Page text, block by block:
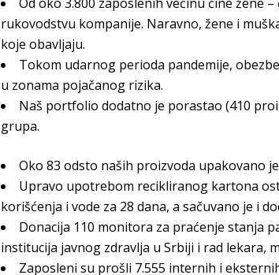
rukovodstvu kompanije. Naravno, žene i
koje obavljaju.
Tokom udarnog perioda pandemije,
u zonama pojačanog rizika.
Naš portfolio dodatno je porastao (410
grupa.
Oko 83 odsto naših proizvoda upakovano
Upravo upotrebom recikliranog kartona
korišćenja i vode za 28 dana, a sačuvano je i
Donacija 110 monitora za praćenje stanja
institucija javnog zdravlja u Srbiji i rad lekara,
Zaposleni su prošli 7.555 internih i